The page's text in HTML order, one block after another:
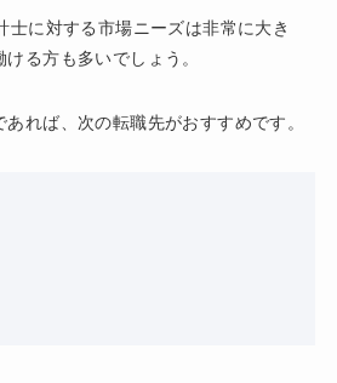
士に対する市場ニーズは非常に大き
る方も多いでしょう。
れば、次の転職先がおすすめです。